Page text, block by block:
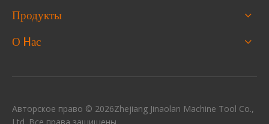
Продукты
О Hас
Авторское право © 2026Zhejiang Jinaolan Machine Tool Co.,